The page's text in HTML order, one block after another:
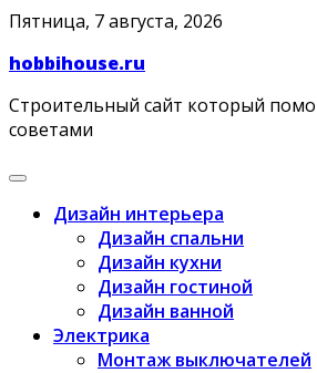
Skip
content
Пятница, 7 августа, 2026
hobbihouse.ru
Строительный сайт который
советами
Дизайн интерьера
Дизайн спальни
Дизайн кухни
Дизайн гостиной
Дизайн ванной
Электрика
Монтаж выключателей